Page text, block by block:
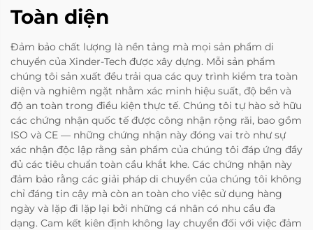
Toàn diện
Đảm bảo chất lượng là nền tảng mà mọi sản phẩm di
chuyển của Xinder-Tech được xây dựng. Mỗi sản phẩm
chúng tôi sản xuất đều trải qua các quy trình kiểm tra toàn
diện và nghiêm ngặt nhằm xác minh hiệu suất, độ bền và
độ an toàn trong điều kiện thực tế. Chúng tôi tự hào sở hữu
các chứng nhận quốc tế được công nhận rộng rãi, bao gồm
ISO và CE — những chứng nhận này đóng vai trò như sự
xác nhận độc lập rằng sản phẩm của chúng tôi đáp ứng đầy
đủ các tiêu chuẩn toàn cầu khắt khe. Các chứng nhận này
đảm bảo rằng các giải pháp di chuyển của chúng tôi không
chỉ đáng tin cậy mà còn an toàn cho việc sử dụng hàng
ngày và lặp đi lặp lại bởi những cá nhân có nhu cầu đa
dạng. Cam kết kiên định không lay chuyển đối với việc đảm